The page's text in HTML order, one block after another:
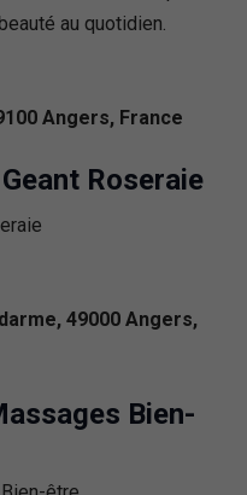
au quotidien.
Angers, France
Roseraie
49000 Angers,
Bien-